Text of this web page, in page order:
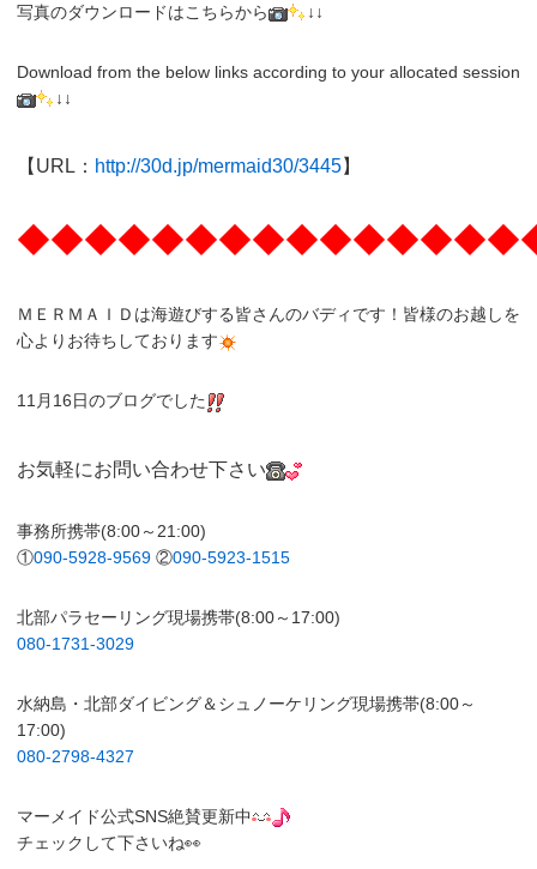
写真のダウンロードはこちらから ↓↓
Download from the below links according to your allocated session
↓↓
【URL： http://30d.jp/mermaid30/3445】
ＭＥＲＭＡＩＤは海遊びする皆さんのバディです！皆様のお越しを
心よりお待ちしております
11月16日のブログでした
お気軽にお問い合わせ下さい
事務所携帯(8:00～21:00)
①090-5928-9569 ②090-5923-1515
北部パラセーリング現場携帯(8:00～17:00)
080-1731-3029
水納島・北部ダイビング＆シュノーケリング現場携帯(8:00～
17:00)
080-2798-4327
マーメイド公式SNS絶賛更新中
チェックして下さいね👀